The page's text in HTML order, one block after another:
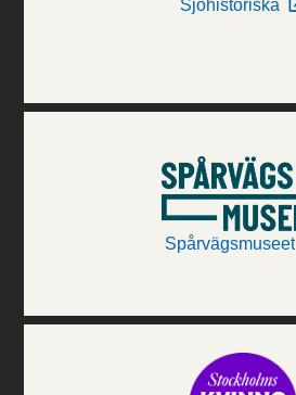
Sjöhistoriska
Spårvägsmuseet